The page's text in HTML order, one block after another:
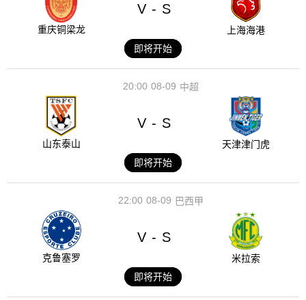
重庆铜梁龙
V - S
上海海港
即将开始
08-09
20:00 中超
山东泰山
V - S
天津津门虎
即将开始
08-09
22:00 巴西甲
克鲁塞罗
V - S
米拉索
即将开始